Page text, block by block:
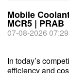
Mobile
MCR5 | PRAB
07-08-2026 07:29
In today’s
efficiency and